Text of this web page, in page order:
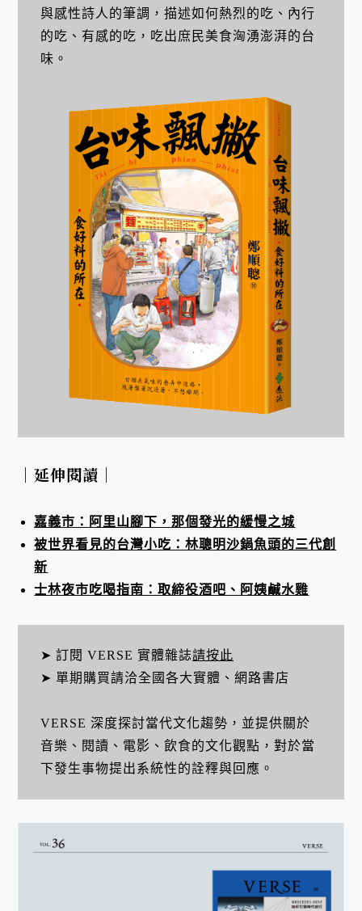
與感性詩人的筆調，描述如何熱烈的吃、內行
的吃、有感的吃，吃出庶民美食洶湧澎湃的台
味。
｜延伸閱讀｜
嘉義市：阿里山腳下，那個發光的緩慢之城
被世界看見的台灣小吃：林聰明沙鍋魚頭的三代創
新
士林夜市吃喝指南：取締役酒吧、阿姨鹹水雞
➤ 訂閱 VERSE 實體雜誌請按此
➤ 單期購買請洽全國各大實體、網路書店
VERSE 深度探討當代文化趨勢，並提供關於
音樂、閱讀、電影、飲食的文化觀點，對於當
下發生事物提出系統性的詮釋與回應。